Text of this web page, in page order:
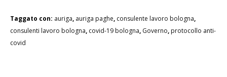
Taggato con: auriga, auriga paghe, consulente lavoro bologna,
consulenti lavoro bologna, covid-19 bologna, Governo, protocollo anti-
covid